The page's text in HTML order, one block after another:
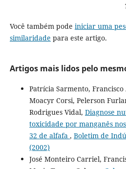
Você também pode iniciar uma
similaridade para este artigo.
Artigos mais lidos pelo
Patrícia Sarmento,
Moacyr Corsi, Pelerson
Rodrigues Vidal, Diagnose
toxicidade por manganês
32 de alfafa , Boletim de
(2002)
José Monteiro Carriel,